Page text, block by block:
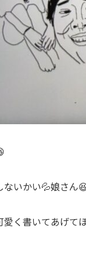
ないかい💦娘さん
く書いてあげて